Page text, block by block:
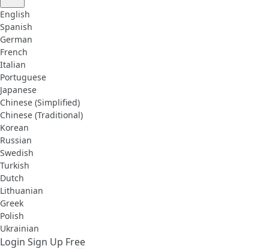
English
Spanish
German
French
Italian
Portuguese
Japanese
Chinese (Simplified)
Chinese (Traditional)
Korean
Russian
Swedish
Turkish
Dutch
Lithuanian
Greek
Polish
Ukrainian
Login Sign Up Free